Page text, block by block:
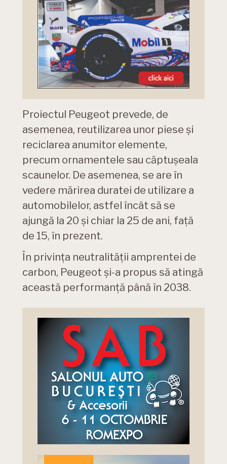
Proiectul Peugeot prevede, de
asemenea, reutilizarea unor piese și
reciclarea anumitor elemente,
precum ornamentele sau căptușeala
scaunelor. De asemenea, se are în
vedere mărirea duratei de utilizare a
automobilelor, astfel încât să se
ajungă la 20 și chiar la 25 de ani, față
de 15, în prezent.
În privința neutralității amprentei de
carbon, Peugeot și-a propus să atingă
această performanță până în 2038.